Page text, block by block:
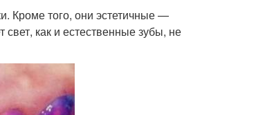
Кроме того, они эстетичные —
как и естественные зубы, не